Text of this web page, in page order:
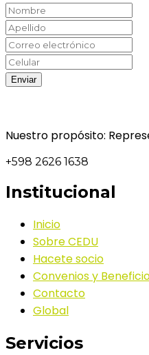
Nuestro propósito:
+598 2626 1638
Institucional
Inicio
Sobre CEDU
Hacete socio
Convenios y
Contacto
Global
Servicios